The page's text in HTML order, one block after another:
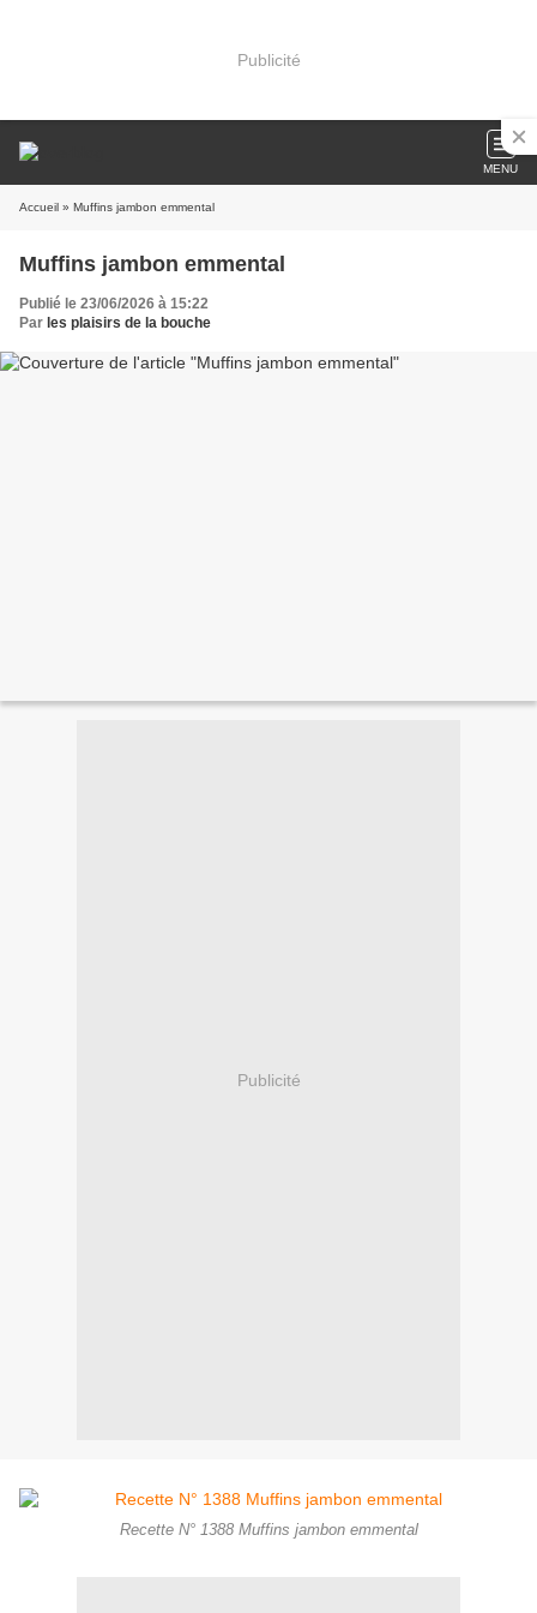
Publicité
MENU
Accueil » Muffins jambon emmental
Muffins jambon emmental
Publié le 23/06/2026 à 15:22
Par les plaisirs de la bouche
Publicité
Recette N° 1388 Muffins jambon emmental